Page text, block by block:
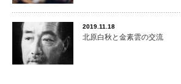
2019.11.18
北原白秋と金素雲の交流